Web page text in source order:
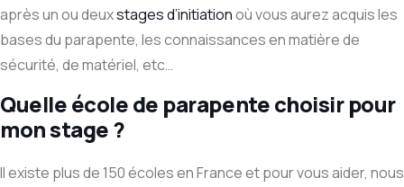
après un ou deuxstages d’initiationoù vous aurez acquis les
bases du parapente, les connaissances en matière de
sécurité, de matériel, etc…
Quelle école de parapente choisir pour
mon stage ?
Il existe plus de 150 écoles en France et pour vous aider, nous